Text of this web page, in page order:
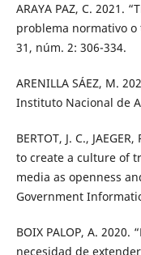
ARAYA PAZ, C. 2021.
problema normativo o
31, núm. 2: 306-334.
ARENILLA SÁEZ, M.
Instituto Nacional de
BERTOT, J. C.,
to create a culture of
media as openness
Government
BOIX PALOP, A.
necesidad de